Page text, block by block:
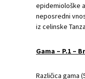
epidemiološke
neposredni
iz celinske
Gama – P.1 –
Različica gama